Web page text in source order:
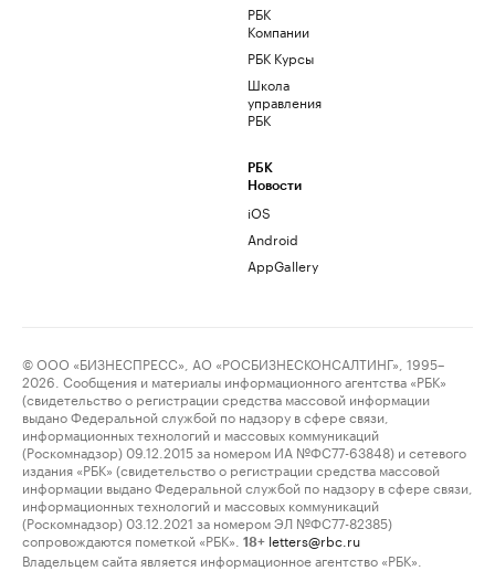
РБК
Компании
РБК Курсы
Школа
управления
РБК
РБК
Новости
iOS
Android
AppGallery
© ООО «БИЗНЕСПРЕСС», АО «РОСБИЗНЕСКОНСАЛТИНГ», 1995–
2026. Сообщения и материалы информационного агентства «РБК»
(свидетельство о регистрации средства массовой информации
выдано Федеральной службой по надзору в сфере связи,
информационных технологий и массовых коммуникаций
(Роскомнадзор) 09.12.2015 за номером ИА №ФС77-63848) и сетевого
издания «РБК» (свидетельство о регистрации средства массовой
информации выдано Федеральной службой по надзору в сфере связи,
информационных технологий и массовых коммуникаций
(Роскомнадзор) 03.12.2021 за номером ЭЛ №ФС77-82385)
сопровождаются пометкой «РБК».
18+ letters@rbc.ru
Владельцем сайта является информационное агентство «РБК».